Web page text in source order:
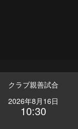
クラブ親善試合
2026年8月16日
10:30